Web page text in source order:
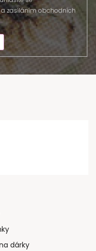
a zasíláním obchodních
dárky